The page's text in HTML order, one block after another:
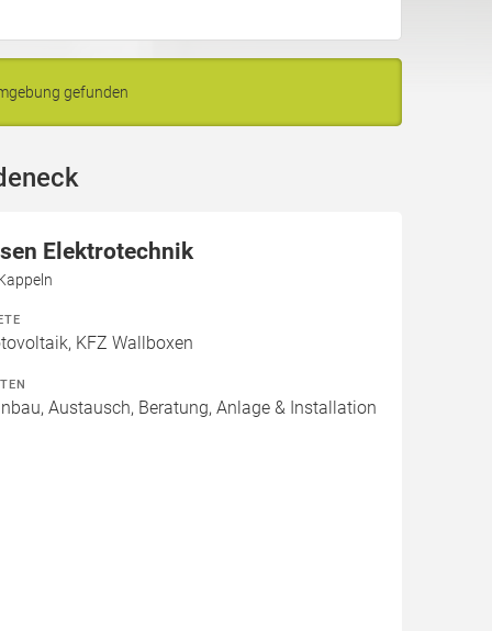
gefunden
Elektrotechnik
KFZ Wallboxen
Austausch, Beratung, Anlage & Installation